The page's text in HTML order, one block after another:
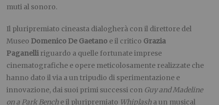
muti al sonoro.
Il pluripremiato cineasta dialogherà con il direttore del
Museo Domenico De Gaetano e il critico Grazia
Paganelliriguardo a quelle fortunate imprese
cinematografiche e opere meticolosamente realizzate che
hanno dato il via a un tripudio di sperimentazione e
innovazione, dai suoi primi successi con Guy and Madeline
on a Park Benche il pluripremiato Whiplasha un musical